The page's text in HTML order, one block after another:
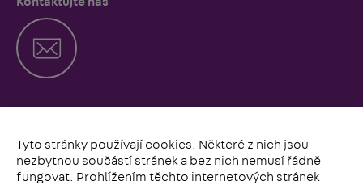
Tyto stránky používají cookies. Některé z nich jsou
nezbytnou součástí stránek a bez nich nemusí řádně
fungovat. Prohlížením těchto internetových stránek